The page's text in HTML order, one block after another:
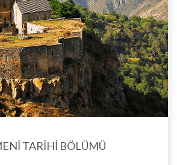
TARİHİ BÖLÜMÜ